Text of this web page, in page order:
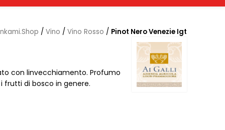
/ Vino / Vino Rosso / Pinot Nero Venezie Igt
con linvecchiamento. Profumo
di bosco in genere.